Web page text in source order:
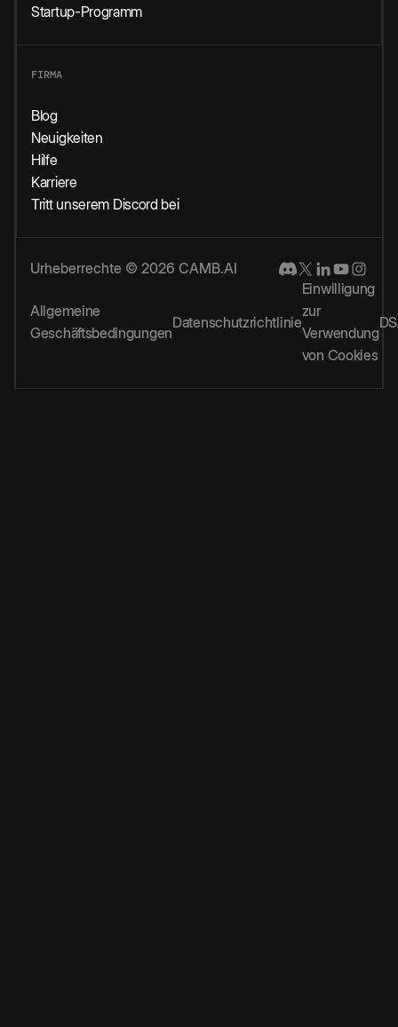
Startup-Programm
FIRMA
Blog
Neuigkeiten
Hilfe
Karriere
Tritt unserem Discord bei
Urheberrechte © 2026 CAMB.AI
Allgemeine
Geschäftsbedingungen
Datenschutzrichtlinie
Einwilligung
zur
Verwendung
von Cookies